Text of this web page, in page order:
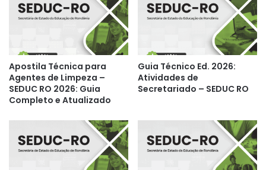
Apostila Técnica para
Agentes de Limpeza –
SEDUC RO 2026: Guia
Completo e Atualizado
Guia Técnico Ed. 2026:
Atividades de
Secretariado – SEDUC RO